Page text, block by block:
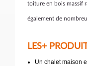
toiture en bois massif
également de
LES+
Un chalet maison